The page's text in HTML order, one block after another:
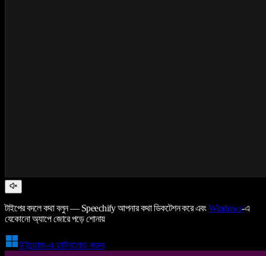
টাইপের বদলে কথা বলুন — Speechify আপনার কথা ডিকটেশন করে এবংWindows-এ
যেকোনো অ্যাপে জোরে পড়ে শোনায়
উইন্ডোজ-এ ডাউনলোড করুন